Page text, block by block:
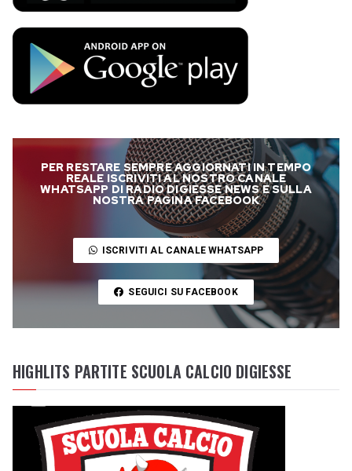
PER RESTARE SEMPRE AGGIORNATI IN TEMPO
REALE ISCRIVITI AL NOSTRO CANALE
WHATSAPP DI RADIO DIGIESSE NEWS E SULLA
NOSTRA PAGINA FACEBOOK
ISCRIVITI AL CANALE WHATSAPP
SEGUICI SU FACEBOOK
HIGHLITS PARTITE SCUOLA CALCIO DIGIESSE